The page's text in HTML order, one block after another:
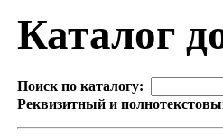
Каталог
Поиск по каталогу:
Реквизитный и